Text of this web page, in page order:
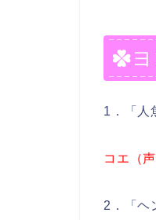
1．「人
コエ（声
2．「ヘ